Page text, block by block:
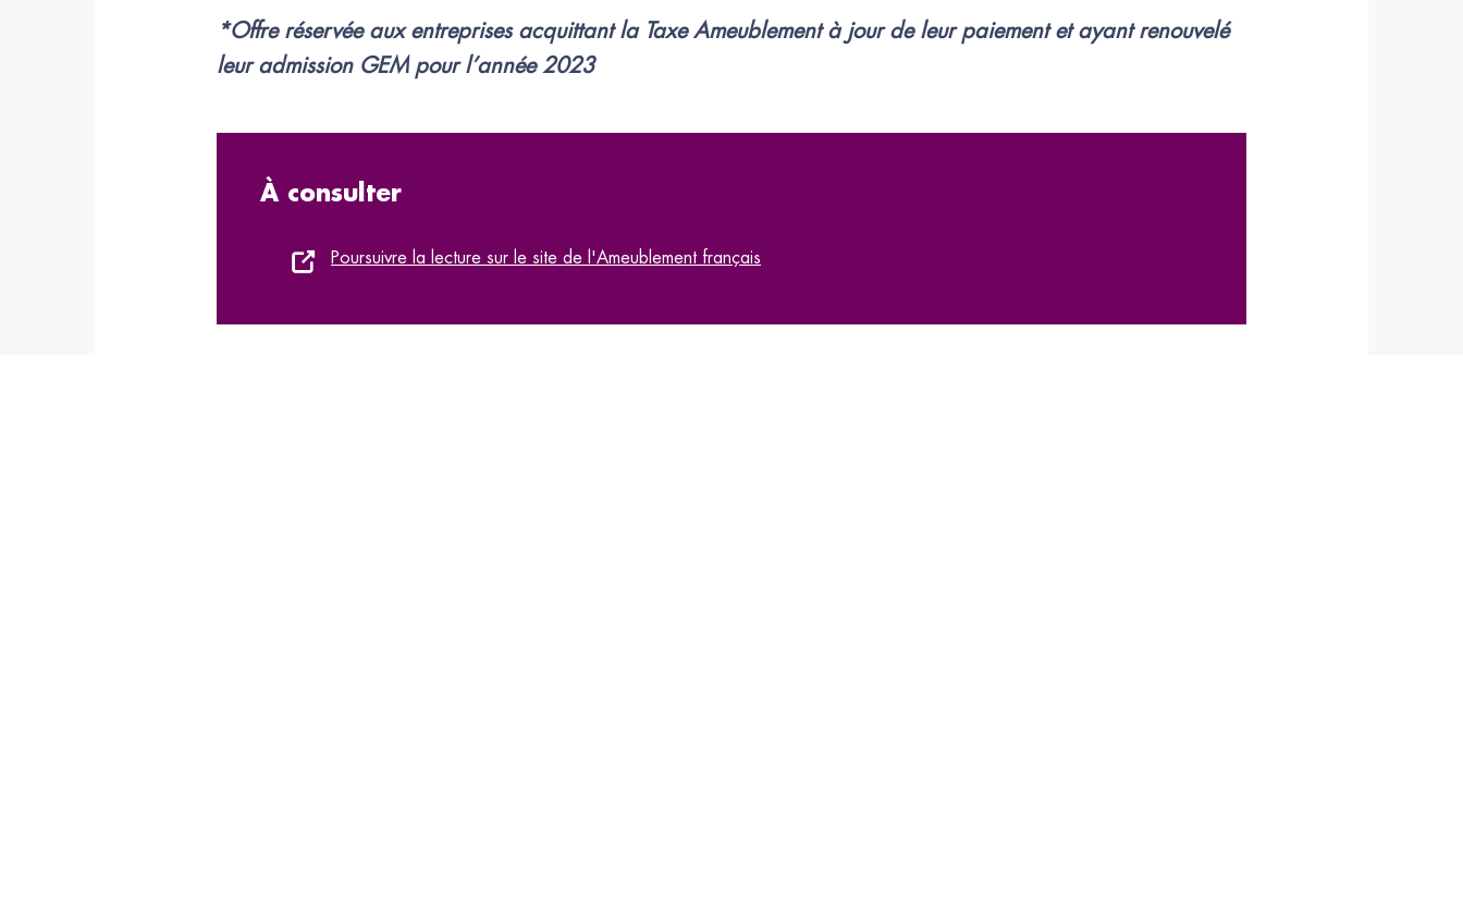
*Offre réservée aux entreprises acquittant la Taxe Ameublement à jour de leur paiement et ayant renouvelé
leur admission GEM pour l’année 2023
À consulter
Poursuivre la lecture sur le site de l'Ameublement français